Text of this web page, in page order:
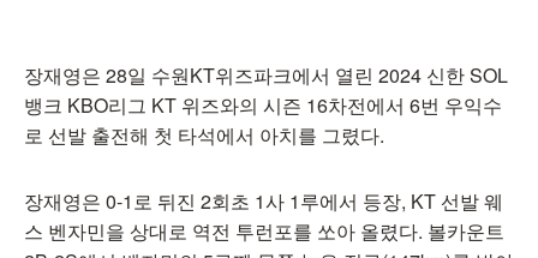
장재영은 28일 수원KT위즈파크에서 열린 2024 신한 SOL
뱅크 KBO리그 KT 위즈와의 시즌 16차전에서 6번 우익수
로 선발 출전해 첫 타석에서 아치를 그렸다.
장재영은 0-1로 뒤진 2회초 1사 1루에서 등장, KT 선발 웨
스 벤자민을 상대로 역전 투런포를 쏘아 올렸다. 볼카운트